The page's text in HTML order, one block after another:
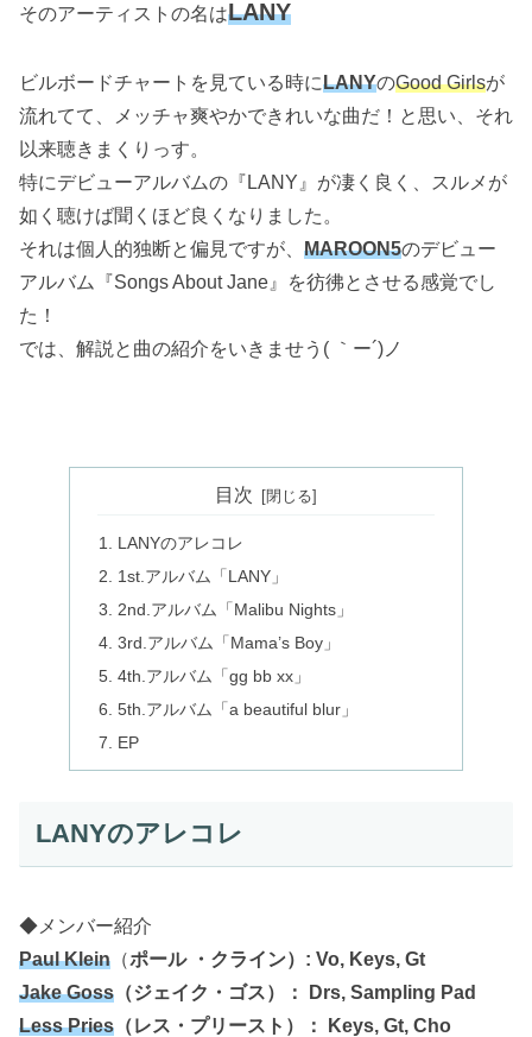
そのアーティストの名はLANY
ビルボードチャートを見ている時にLANYのGood Girlsが
流れてて、メッチャ爽やかできれいな曲だ！と思い、それ
以来聴きまくりっす。
特にデビューアルバムの『LANY』が凄く良く、スルメが
如く聴けば聞くほど良くなりました。
それは個人的独断と偏見ですが、 MAROON5のデビュー
アルバム『Songs About Jane』を彷彿とさせる感覚でし
た！
では、解説と曲の紹介をいきませう( ｀ー´)ノ
目次
LANYのアレコレ
1st.アルバム「LANY」
2nd.アルバム「Malibu Nights」
3rd.アルバム「Mama’s Boy」
4th.アルバム「gg bb xx」
5th.アルバム「a beautiful blur」
EP
LANYのアレコレ
◆メンバー紹介
Paul Klein （ポール ・クライン）: Vo, Keys, Gt
Jake Goss （ジェイク・ゴス）： Drs, Sampling Pad
Less Pries （レス・プリースト）： Keys, Gt, Cho